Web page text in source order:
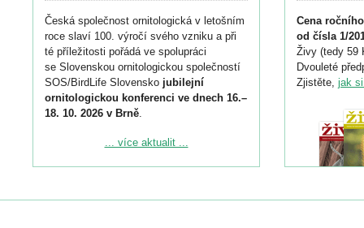
Česká společnost ornitologická v letošním
roce slaví 100. výročí svého vzniku a při
té příležitosti pořádá ve spolupráci
se Slovenskou ornitologickou společností
SOS/BirdLife Slovensko jubilejní
ornitologickou konferenci ve dnech 16.–
18. 10. 2026 v Brně.
Podrobnější informace ke konferenci
Registrovat se můžete do 6. září.
... více aktualit ...
Cena
od čísla 1/
Živy (tedy 59
Dvouleté
Zjistěte, jak